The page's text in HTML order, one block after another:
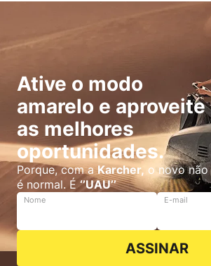
Ative o modo
amarelo e aproveite
as melhores
oportunidades.
Porque, com aKarcher, o novo não
é normal. É‘’UAU’’
Nome E-mail
ASSINAR